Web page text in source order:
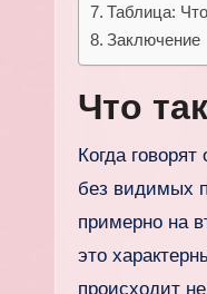
Таблица:
Заключение
Что
Когда
без видимых
примерно на
это
происходит